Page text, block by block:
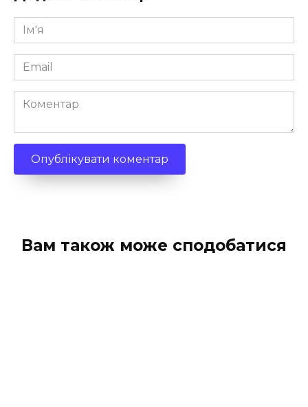
Ім'я
*
Email
*
Коментар
Вам також може сподобатися